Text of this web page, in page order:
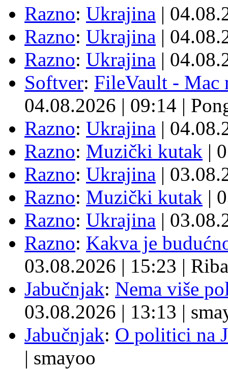
Razno: Ukrajina |
Razno: Ukrajina |
Razno: Ukrajina |
Softver: FileVault - Mac
04.08.2026 | 09:14 |
Razno: Ukrajina |
Razno: Muzički kutak |
Razno: Ukrajina |
Razno: Muzički kutak |
Razno: Ukrajina |
Razno: Kakva je
03.08.2026 | 15:23 | Riba
Jabučnjak: Nema više
03.08.2026 | 13:13 |
Jabučnjak: O politici na
| smayoo